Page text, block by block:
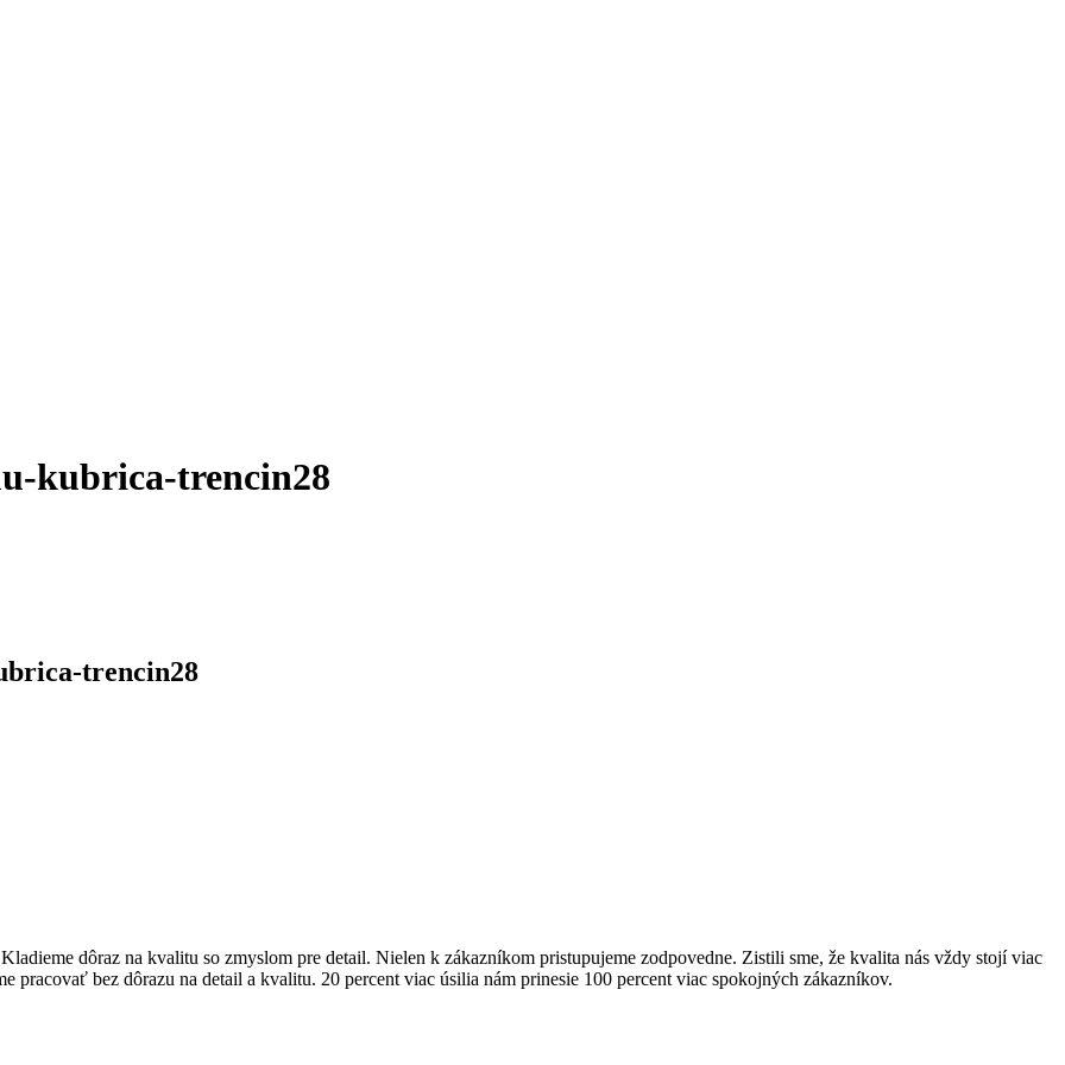
kubrica-trencin28
trencin28
dôraz na kvalitu so zmyslom pre detail. Nielen k zákazníkom pristupujeme zodpovedne. Zistili sme, že kvalita nás vždy stojí viac
pracovať bez dôrazu na detail a kvalitu. 20 percent viac úsilia nám prinesie 100 percent viac spokojných zákazníkov.